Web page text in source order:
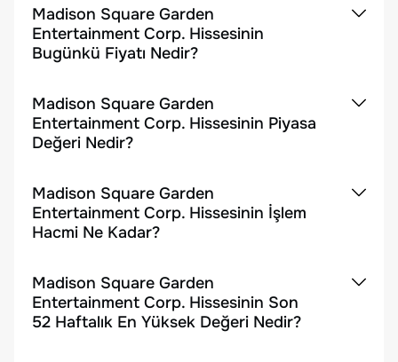
Madison Square Garden
Entertainment Corp. Hissesinin
Bugünkü Fiyatı Nedir?
Madison Square Garden
Entertainment Corp. Hissesinin Piyasa
Değeri Nedir?
Madison Square Garden
Entertainment Corp. Hissesinin İşlem
Hacmi Ne Kadar?
Madison Square Garden
Entertainment Corp. Hissesinin Son
52 Haftalık En Yüksek Değeri Nedir?